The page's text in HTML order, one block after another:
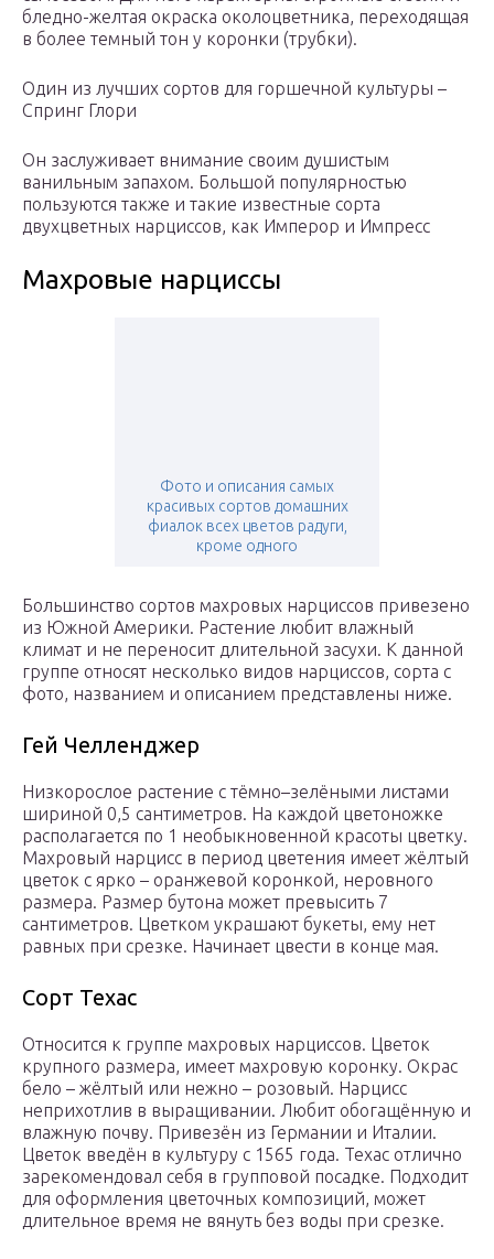
бледно-желтая окраска околоцветника, переходящая
в более темный тон у коронки (трубки).
Один из лучших сортов для горшечной культуры –
Спринг Глори
Он заслуживает внимание своим душистым
ванильным запахом. Большой популярностью
пользуются также и такие известные сорта
двухцветных нарциссов, как Имперор и Импресс
Махровые нарциссы
Фото и описания самых
красивых сортов домашних
фиалок всех цветов радуги,
кроме одного
Большинство сортов махровых нарциссов привезено
из Южной Америки. Растение любит влажный
климат и не переносит длительной засухи. К данной
группе относят несколько видов нарциссов, сорта с
фото, названием и описанием представлены ниже.
Гей Челленджер
Низкорослое растение с тёмно–зелёными листами
шириной 0,5 сантиметров. На каждой цветоножке
располагается по 1 необыкновенной красоты цветку.
Махровый нарцисс в период цветения имеет жёлтый
цветок с ярко – оранжевой коронкой, неровного
размера. Размер бутона может превысить 7
сантиметров. Цветком украшают букеты, ему нет
равных при срезке. Начинает цвести в конце мая.
Сорт Техас
Относится к группе махровых нарциссов. Цветок
крупного размера, имеет махровую коронку. Окрас
бело – жёлтый или нежно – розовый. Нарцисс
неприхотлив в выращивании. Любит обогащённую и
влажную почву. Привезён из Германии и Италии.
Цветок введён в культуру с 1565 года. Техас отлично
зарекомендовал себя в групповой посадке. Подходит
для оформления цветочных композиций, может
длительное время не вянуть без воды при срезке.